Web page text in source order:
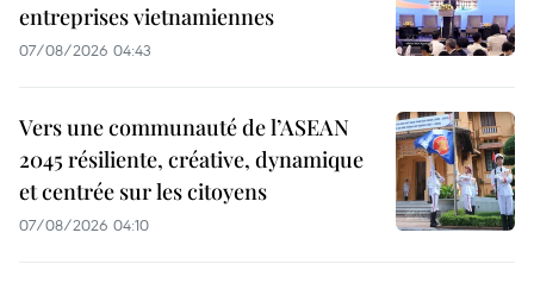
entreprises vietnamiennes
07/08/2026 04:43
Vers une communauté de l’ASEAN
2045 résiliente, créative, dynamique
et centrée sur les citoyens
07/08/2026 04:10